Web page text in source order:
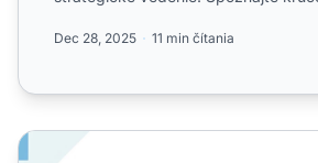
Dec 28, 2025 11 min čítania
Ako nájsť spoľahlivého externého